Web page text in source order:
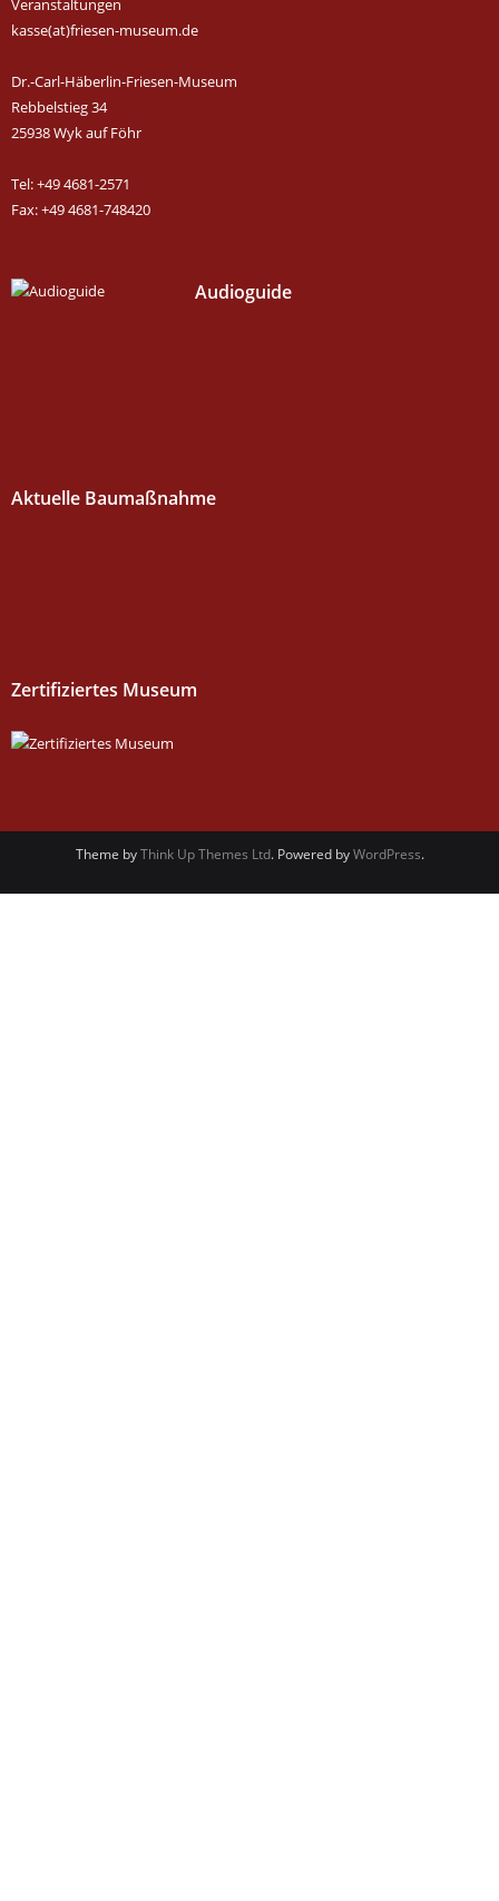
kasse(at)friesen-museum.de
Dr.-Carl-Häberlin-Friesen-Museum
Rebbelstieg 34
25938 Wyk auf Föhr
Tel: +49 4681-2571
Fax: +49 4681-748420
Audioguide
Aktuelle Baumaßnahme
Zertifiziertes Museum
Theme byThink Up Themes Ltd. Powered byWordPress.